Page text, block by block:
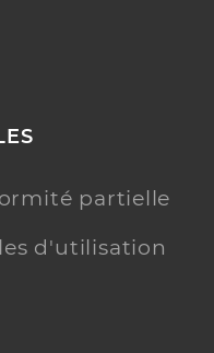
partielle
d'utilisation